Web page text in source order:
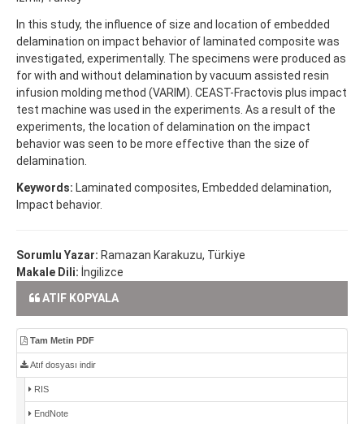
In this study, the influence of size and location of embedded
delamination on impact behavior of laminated composite was
investigated, experimentally. The specimens were produced as
for with and without delamination by vacuum assisted resin
infusion molding method (VARIM). CEAST-Fractovis plus impact
test machine was used in the experiments. As a result of the
experiments, the location of delamination on the impact
behavior was seen to be more effective than the size of
delamination.
Keywords: Laminated composites, Embedded delamination,
Impact behavior.
Sorumlu Yazar: Ramazan Karakuzu, Türkiye
Makale Dili: İngilizce
ATIF KOPYALA
Tam Metin PDF
Atıf dosyası indir
RIS
EndNote